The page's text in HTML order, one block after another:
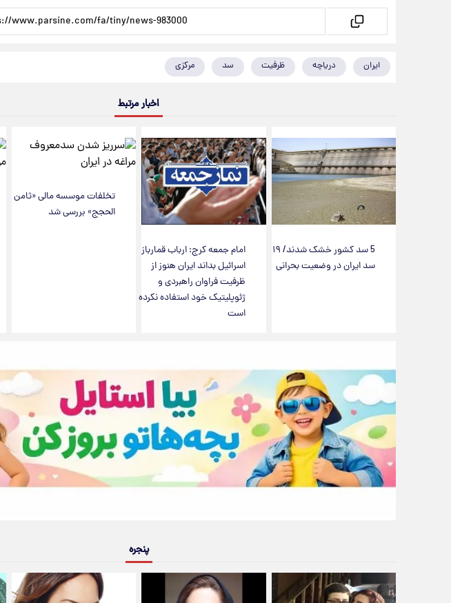
ایران دریاچه ظرفیت سد مرکزی
اخبار مرتبط
5 سد کشور خشک شدند/ ۱۹
سد ایران در وضعیت بحرانی
امام جمعه کرج: ارباب قمارباز
اسرائیل بداند ایران هنوز از
ظرفیت فراوان راهبردی و
ژئوپلیتیک خود استفاده نکرده
است
تخلفات موسسه مالی «ثامن
الحجج» بررسی شد
پنجره